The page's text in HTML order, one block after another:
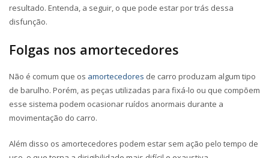
resultado. Entenda, a seguir, o que pode estar por trás dessa
disfunção.
Folgas nos amortecedores
Não é comum que os amortecedores de carro produzam algum tipo
de barulho. Porém, as peças utilizadas para fixá-lo ou que compõem
esse sistema podem ocasionar ruídos anormais durante a
movimentação do carro.
Além disso os amortecedores podem estar sem ação pelo tempo de